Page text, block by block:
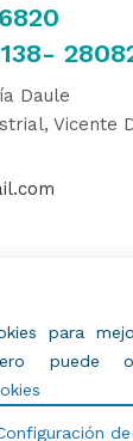
Daule
Vicente
para
puede